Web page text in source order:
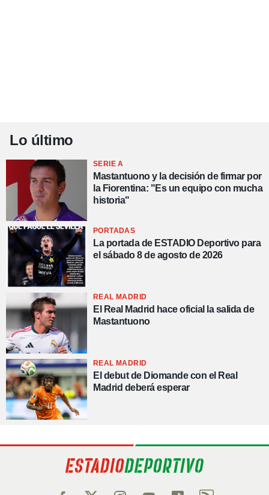
Lo último
SERIE A
Mastantuono y la decisión de firmar por
la Fiorentina: "Es un equipo con mucha
historia"
PORTADAS
La portada de ESTADIO Deportivo para
el sábado 8 de agosto de 2026
REAL MADRID
El Real Madrid hace oficial la salida de
Mastantuono
REAL MADRID
El debut de Diomande con el Real
Madrid deberá esperar